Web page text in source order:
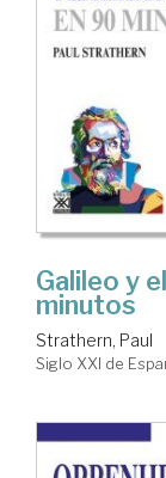
Galileo y
minutos
Strathern, Paul
Siglo XXI de